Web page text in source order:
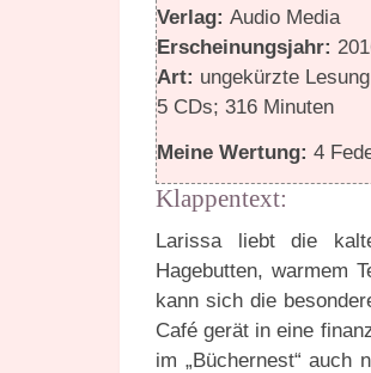
Verlag: Audio Media
Erscheinungsjahr:
Art: ungekürzte Lesung
5 CDs; 316 Minuten
Meine Wertung: 4
Klappentext:
Larissa liebt die
Hagebutten, warmem
kann sich die
Café gerät in eine
im „Büchernest“ auch